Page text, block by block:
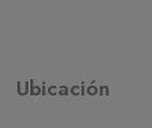
Ubicación